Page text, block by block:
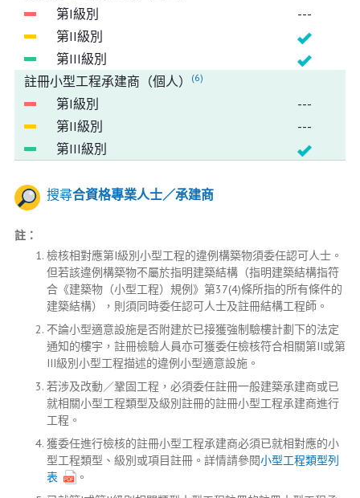
---
註冊小型工程承建商（個人） (6)
---
---
搜尋合資格專業人士／承建商
註：
檢核相對應第I級別小型工程的違例構築物須委任認可人士。
但若該違例構築物不屬於指明建築結構（指明建築結構指符
合《建築物（小型工程）規例》第37(4)條所指的所有條件的
建築結構），則須同時委任認可人士及註冊結構工程師。
不論小型適意設施是否附建於已接獲強制驗樓計劃下的法定
通知的樓宇，註冊檢驗人員亦可獲委任檢核符合相關第II或第
III級別小型工程描述的違例小型適意設施。
若涉及改動／鞏固工程，必須委任註冊一般建築承建商或已
就相關小型工程類型及級別註冊的註冊小型工程承建商進行
工程。
獲委任進行檢核的註冊小型工程承建商必須已就相對應的小
型工程類型、級別或項目註冊。詳情請參閱小型工程類型列
表
。